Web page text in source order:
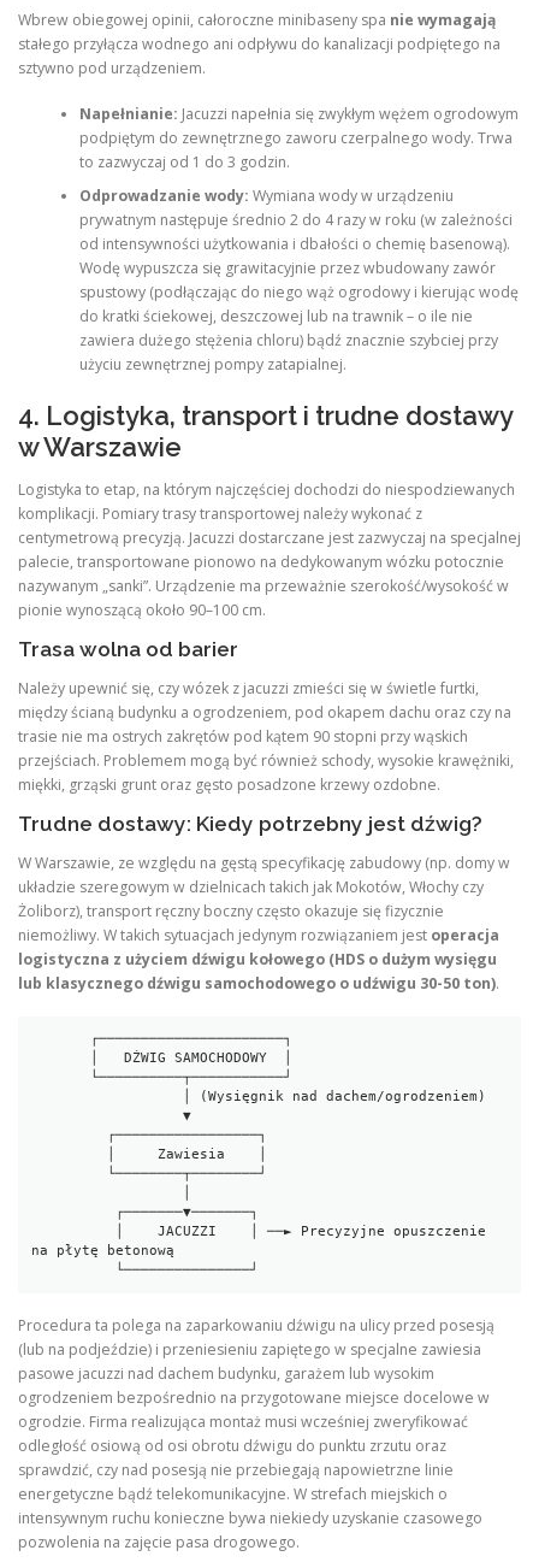
Wbrew obiegowej opinii, całoroczne minibaseny spa nie wymagają
stałego przyłącza wodnego ani odpływu do kanalizacji podpiętego na
sztywno pod urządzeniem.
Napełnianie: Jacuzzi napełnia się zwykłym wężem ogrodowym
podpiętym do zewnętrznego zaworu czerpalnego wody. Trwa
to zazwyczaj od 1 do 3 godzin.
Odprowadzanie wody: Wymiana wody w urządzeniu
prywatnym następuje średnio 2 do 4 razy w roku (w zależności
od intensywności użytkowania i dbałości o chemię basenową).
Wodę wypuszcza się grawitacyjnie przez wbudowany zawór
spustowy (podłączając do niego wąż ogrodowy i kierując wodę
do kratki ściekowej, deszczowej lub na trawnik – o ile nie
zawiera dużego stężenia chloru) bądź znacznie szybciej przy
użyciu zewnętrznej pompy zatapialnej.
4. Logistyka, transport i trudne dostawy
w Warszawie
Logistyka to etap, na którym najczęściej dochodzi do niespodziewanych
komplikacji. Pomiary trasy transportowej należy wykonać z
centymetrową precyzją. Jacuzzi dostarczane jest zazwyczaj na specjalnej
palecie, transportowane pionowo na dedykowanym wózku potocznie
nazywanym „sanki”. Urządzenie ma przeważnie szerokość/wysokość w
pionie wynoszącą około 90–100 cm.
Trasa wolna od barier
Należy upewnić się, czy wózek z jacuzzi zmieści się w świetle furtki,
między ścianą budynku a ogrodzeniem, pod okapem dachu oraz czy na
trasie nie ma ostrych zakrętów pod kątem 90 stopni przy wąskich
przejściach. Problemem mogą być również schody, wysokie krawężniki,
miękki, grząski grunt oraz gęsto posadzone krzewy ozdobne.
Trudne dostawy: Kiedy potrzebny jest dźwig?
W Warszawie, ze względu na gęstą specyfikację zabudowy (np. domy w
układzie szeregowym w dzielnicach takich jak Mokotów, Włochy czy
Żoliborz), transport ręczny boczny często okazuje się fizycznie
niemożliwy. W takich sytuacjach jedynym rozwiązaniem jest operacja
logistyczna z użyciem dźwigu kołowego (HDS o dużym wysięgu
lub klasycznego dźwigu samochodowego o udźwigu 30-50 ton).
                  ▼
na płytę betonową
Procedura ta polega na zaparkowaniu dźwigu na ulicy przed posesją
(lub na podjeździe) i przeniesieniu zapiętego w specjalne zawiesia
pasowe jacuzzi nad dachem budynku, garażem lub wysokim
ogrodzeniem bezpośrednio na przygotowane miejsce docelowe w
ogrodzie. Firma realizująca montaż musi wcześniej zweryfikować
odległość osiową od osi obrotu dźwigu do punktu zrzutu oraz
sprawdzić, czy nad posesją nie przebiegają napowietrzne linie
energetyczne bądź telekomunikacyjne. W strefach miejskich o
intensywnym ruchu konieczne bywa niekiedy uzyskanie czasowego
pozwolenia na zajęcie pasa drogowego.